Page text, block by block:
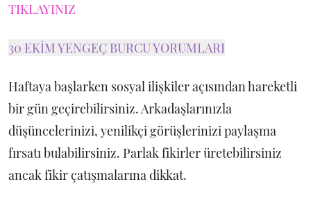
TIKLAYINIZ
30 EKİM YENGEÇ BURCU YORUMLARI
Haftaya başlarken sosyal ilişkiler açısından hareketli
bir gün geçirebilirsiniz. Arkadaşlarınızla
düşüncelerinizi, yenilikçi görüşlerinizi paylaşma
fırsatı bulabilirsiniz. Parlak fikirler üretebilirsiniz
ancak fikir çatışmalarına dikkat.